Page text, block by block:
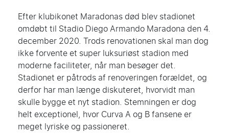
Efter klubikonet Maradonas død blev stadionet
omdøbt til Stadio Diego Armando Maradona den 4.
december 2020. Trods renovationen skal man dog
ikke forvente et super luksuriøst stadion med
moderne faciliteter, når man besøger det.
Stadionet er påtrods af renoveringen forældet, og
derfor har man længe diskuteret, hvorvidt man
skulle bygge et nyt stadion. Stemningen er dog
helt exceptionel, hvor Curva A og B fansene er
meget lyriske og passioneret.